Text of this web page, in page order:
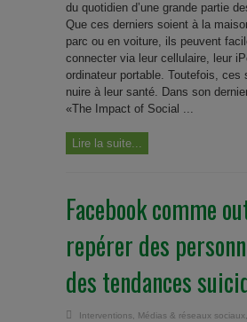
du quotidien d’une grande partie
Que ces derniers soient à la
parc ou en voiture, ils peuvent
connecter via leur cellulaire, leur
ordinateur portable. Toutefois, ces
nuire à leur santé. Dans son
«The Impact of Social ...
Lire la suite...
Facebook comme
repérer des
des tendances
Interventions Médias & réseaux sociaux